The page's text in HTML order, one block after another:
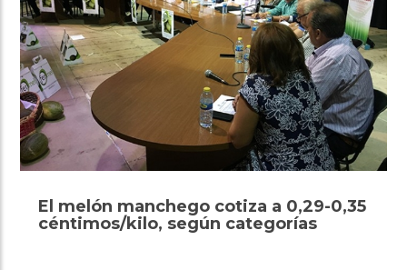
El melón manchego cotiza a 0,29-0,35
céntimos/kilo, según categorías